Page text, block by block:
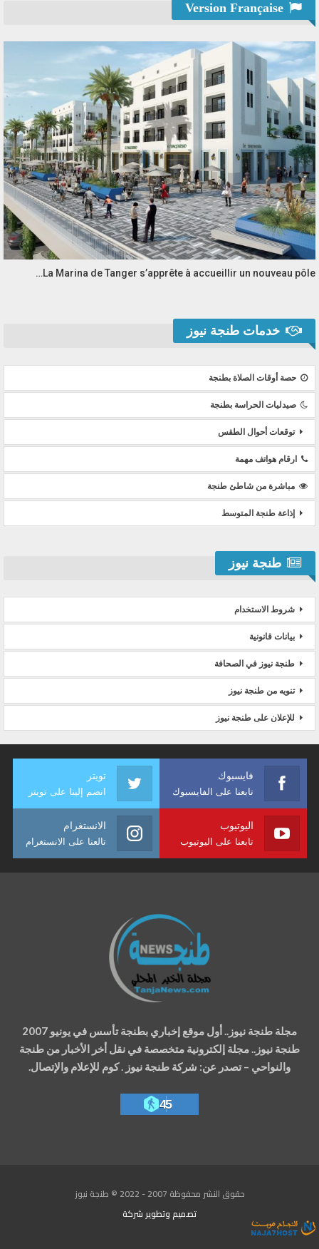
La Marina de Tanger s’apprête à accueillir un nouveau pôle…
خدمات طنجة نيوز
حصة أوقات الصلاة بطنجة
صيدليات الحراسة بطنجة
توقعات أحوال الطقس
ارقام هواتف مهمة
مباشرة من شاطئ طنجة
إذاعة طنجة المتوسط
طنجة نيوز
شروط الاستخدام
بيانات قانونية
طنجة نيوز في الصحافة
تنويه من طنجة نيوز
للإعلان على طنجة نيوز
فايسبوك
تابعنا على الفايسبوك
تويتر
انضم إلينا على تويتر
اليوتيوب
تابعنا على اليوتيوب
الانستغرام
تالعنا على الانستغرام
مجلة طنجة نيوز.. أول موقع إخباري بطنجة تأسس في يونيو 2007
طنجة نيوز.. مجلة إلكترونية متخصصة في نقل أخر الأخبار من طنجة
والنواحي – تصدر عن: شركة طنجة نيوز . كوم للإعلام والإتصال.
45
حقوق النشر محفوظة 2007 - 2022 © طنجة نيوز
تصميم وتطوير شركة